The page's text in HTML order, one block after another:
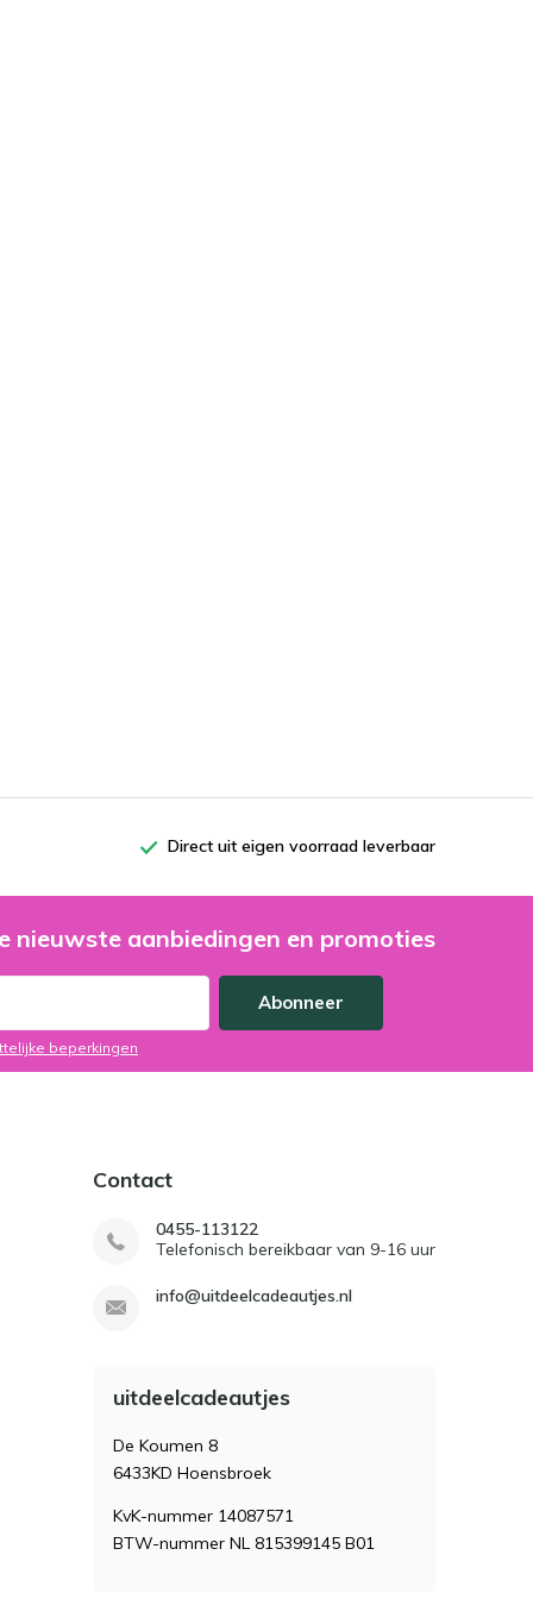
Direct uit eigen voorraad leverbaar
nieuwste aanbiedingen en promoties
Abonneer
beperkingen
Contact
0455-113122
Telefonisch bereikbaar van 9-16 uur
info@uitdeelcadeautjes.nl
uitdeelcadeautjes
De Koumen 8
6433KD Hoensbroek
KvK-nummer 14087571
BTW-nummer NL 815399145 B01